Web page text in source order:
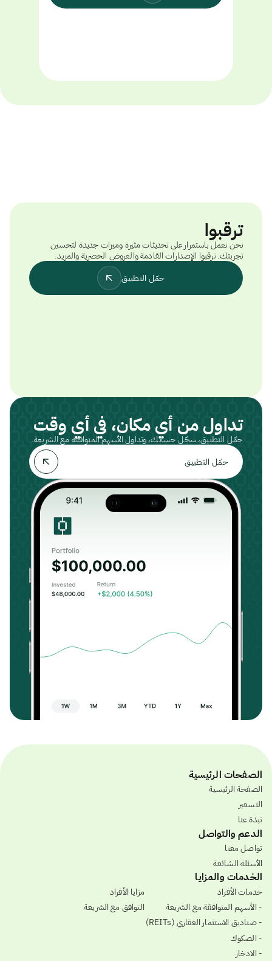
ترقبوا
نحن نعمل باستمرار على تحديثات مثيرة وميزات جديدة لتحسين
تجربتك. ترقبوا الإصدارات القادمة والعروض الحصرية والمزيد.
حمّل التطبيق
تداول من أي مكان، في أي وقت
حمّل التطبيق، سجّل حسابك، وتداول الأسهم المتوافقة مع الشريعة.
حمّل التطبيق
الصفحات الرئيسية
الصفحة الرئيسية
التسعير
نبذة عنا
الدعم والتواصل
تواصل معنا
الأسئلة الشائعة
الخدمات والمزايا
خدمات الأفراد
- الأسهم المتوافقة مع الشريعة
- صناديق الاستثمار العقاري (REITs)
- الصكوك
- الادخار
مزايا الأفراد
التوافق مع الشريعة